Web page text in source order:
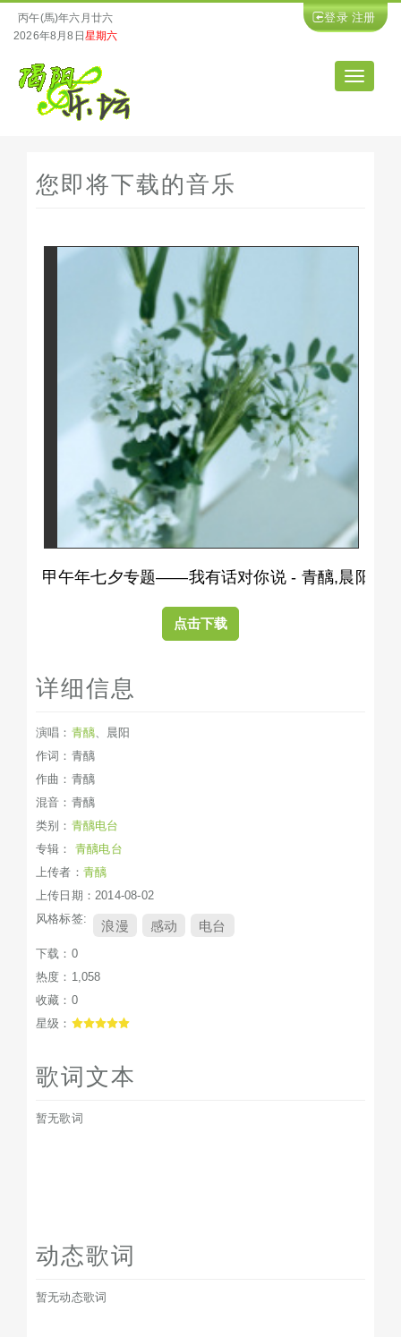
丙午(馬)年六月廿六
2026年8月8日星期六
登录 注册
导
航
您即将下载的音乐
甲午年七夕专题——我有话对你说 - 青醨,晨阳
点击下载
详细信息
演唱： 青醨、
晨阳
作词：青醨
作曲：青醨
混音：青醨
类别： 青醨电台
专辑： 青醨电台
上传者： 青醨
上传日期：2014-08-02
风格标签:
浪漫 感动 电台
下载：0
热度：1,058
收藏：0
星级：
歌词文本
暂无歌词
动态歌词
暂无动态歌词